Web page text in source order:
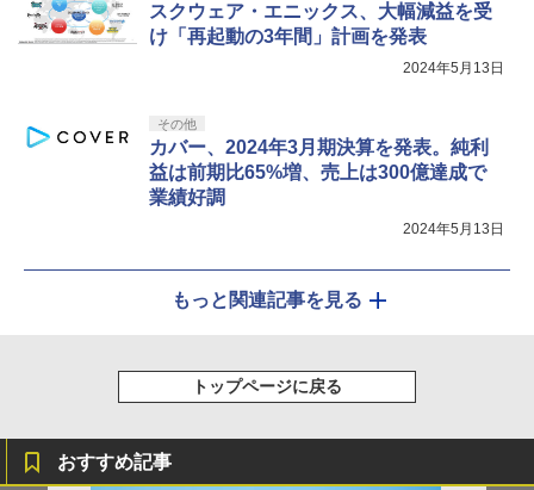
スクウェア・エニックス、大幅減益を受
け「再起動の3年間」計画を発表
2024年5月13日
その他
カバー、2024年3月期決算を発表。純利
益は前期比65%増、売上は300億達成で
業績好調
2024年5月13日
もっと関連記事を見る
トップページに戻る
おすすめ記事